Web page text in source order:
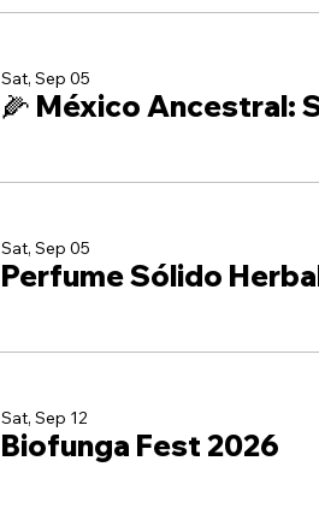
Sat, Sep 05
🌽 México Ancestral:
Sat, Sep 05
Perfume Sólido
Sat, Sep 12
Biofunga Fest 2026